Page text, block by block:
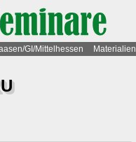
GI/Mittelhessen Materialien